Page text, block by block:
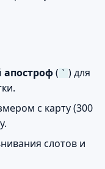
( ` ) для
с карту (300
слотов и